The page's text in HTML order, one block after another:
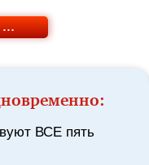
…
ВСЕ пять